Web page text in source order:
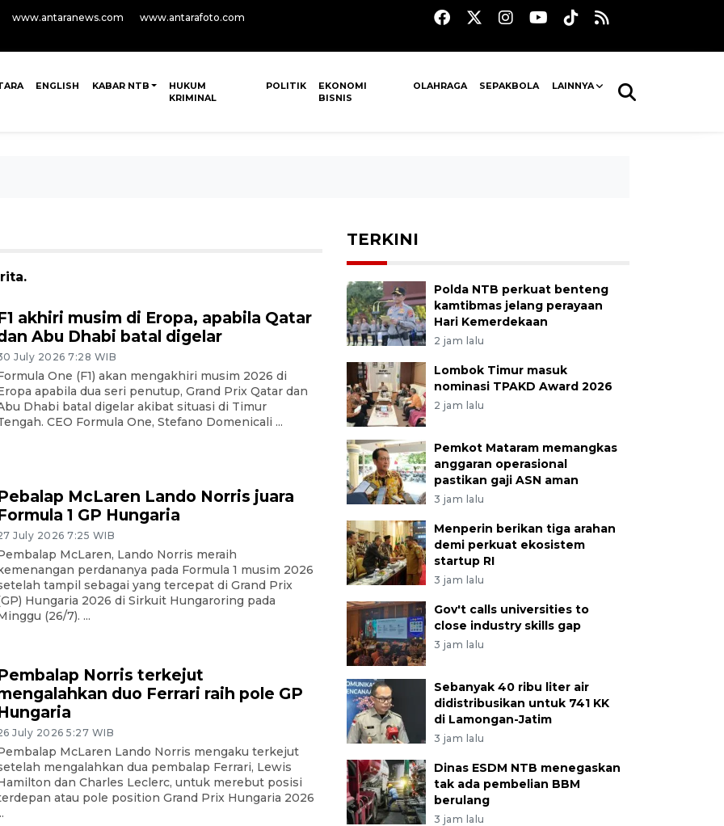
www.antaranews.com www.antarafoto.com
ENGLISH KABAR NTB
HUKUM
KRIMINAL
POLITIK
EKONOMI
BISNIS
OLAHRAGA SEPAKBOLA LAINNYA
akhiri musim di Eropa, apabila Qatar
Abu Dhabi batal digelar
July 2026 7:28 WIB
One (F1) akan mengakhiri musim 2026 di
apabila dua seri penutup, Grand Prix Qatar dan
Dhabi batal digelar akibat situasi di Timur
CEO Formula One, Stefano Domenicali ...
McLaren Lando Norris juara
1 GP Hungaria
July 2026 7:25 WIB
McLaren, Lando Norris meraih
perdananya pada Formula 1 musim 2026
tampil sebagai yang tercepat di Grand Prix
Hungaria 2026 di Sirkuit Hungaroring pada
(26/7). ...
Norris terkejut
duo Ferrari raih pole GP
July 2026 5:27 WIB
McLaren Lando Norris mengaku terkejut
mengalahkan dua pembalap Ferrari, Lewis
dan Charles Leclerc, untuk merebut posisi
atau pole position Grand Prix Hungaria 2026
TERKINI
Polda NTB perkuat benteng
kamtibmas jelang perayaan
Hari Kemerdekaan
2 jam lalu
Lombok Timur masuk
nominasi TPAKD Award 2026
2 jam lalu
Pemkot Mataram memangkas
anggaran operasional
pastikan gaji ASN aman
3 jam lalu
Menperin berikan tiga arahan
demi perkuat ekosistem
startup RI
3 jam lalu
Gov't calls universities to
close industry skills gap
3 jam lalu
Sebanyak 40 ribu liter air
didistribusikan untuk 741 KK
di Lamongan-Jatim
3 jam lalu
Dinas ESDM NTB menegaskan
tak ada pembelian BBM
berulang
3 jam lalu